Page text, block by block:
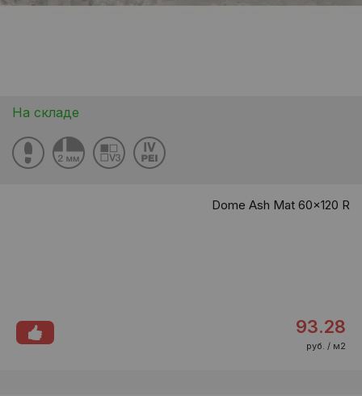
На складе
Dome Ash Mat 60x120 R
93.28
руб. / м2